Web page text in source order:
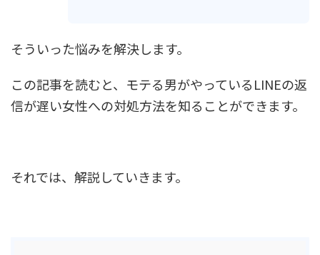
そういった悩みを解決します。
この記事を読むと、モテる男がやっているLINEの返
信が遅い女性への対処方法を知ることができます。
それでは、解説していきます。